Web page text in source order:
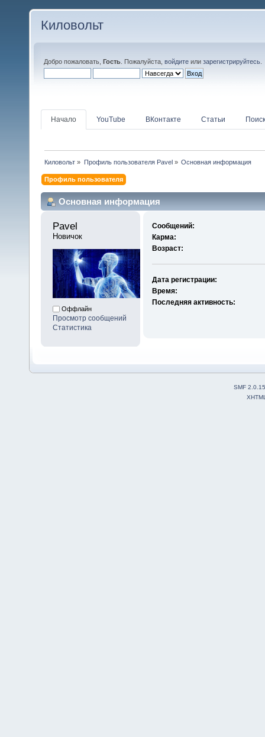
Киловольт
Добро пожаловать, Гость . Пожалуйста, войдите или зарегистрируйтесь
Начало YouTube ВКонтакте Статьи Поиск
Киловольт » Профиль пользователя Pavel» Основная информация
Профиль пользователя
Основная информация
Pavel
Новичок
Оффлайн
Просмотр сообщений
Статистика
Сообщений:
Карма:
Возраст:
Дата регистрации:
Время:
Последняя активность:
SMF 2.0.15